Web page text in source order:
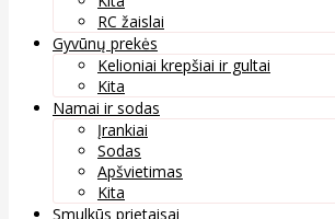
RC žaislai
Gyvūnų prekės
Kelioniai krepšiai ir gultai
Kita
Namai ir sodas
Įrankiai
Sodas
Apšvietimas
Kita
Smulkūs prietaisai